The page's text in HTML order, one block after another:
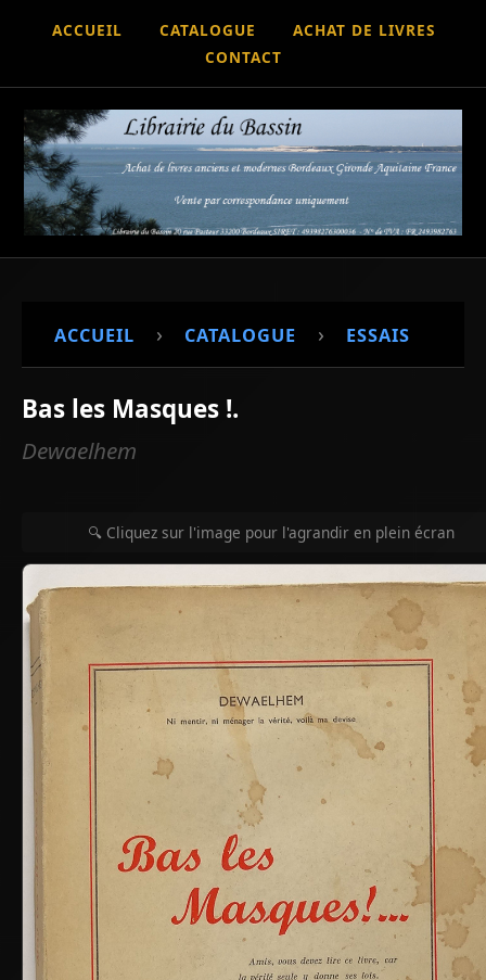
ACCUEIL CATALOGUE
ACHAT DE LIVRES
CONTACT
ACCUEIL › CATALOGUE › ESSAIS
Bas les Masques !.
Dewaelhem
🔍 Cliquez sur l'image pour l'agrandir en plein écran